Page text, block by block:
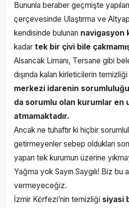
Bununla beraber geçmişte
çerçevesinde Ulaştırma ve
kendisinde bulunan navigasyon
kadar tek bir çivi bile
Alsancak Limanı, Tersane gibi
dışında kalan kirleticilerin
merkezi idarenin
da sorumlu olan kurumlar en
atmamaktadır.
Ancak ne tuhaftır ki hiçbir
getirmeyenler sebep oldukları
yapan tek kurumun üzerine
Yağma yok Sayın Saygılı! Biz bu
vermeyeceğiz.
İzmir Körfezi’nin temizliği siyasi